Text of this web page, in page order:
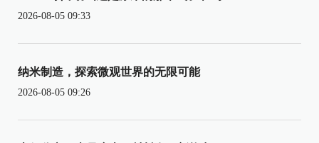
2026-08-05 09:33
纳米制造，探索微观世界的无限可能
2026-08-05 09:26